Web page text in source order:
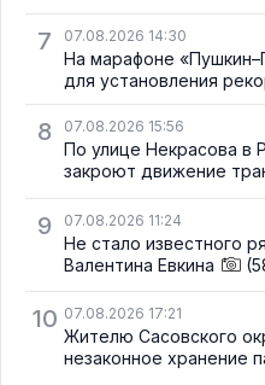
7 07.08.2026 14:30
На марафоне
для установления
8 07.08.2026 15:56
По улице Некрасова в
закроют движение
9 07.08.2026 11:24
Не стало известного
Валентина Евкина
10 07.08.2026 17:21
Жителю Сасовского
незаконное хранение